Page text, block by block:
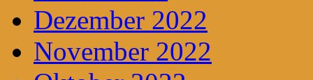
Dezember 2022
November 2022